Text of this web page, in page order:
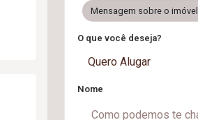
Mensagem sobre o imóvel
O que você deseja?
Quero Alugar
Nome